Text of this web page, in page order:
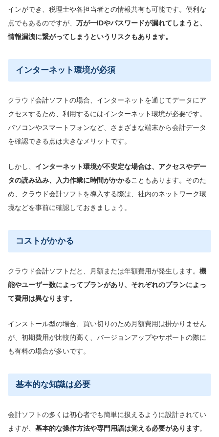
インができ、税理士や各担当者との情報共有も可能です。便利な
点でもあるのですが、 万が一IDやパスワードが漏れてしまうと、
情報漏洩に繋がってしまうというリスクもあります。
インターネット環境が必須
クラウド会計ソフトの場合、インターネットを通じてデータにア
クセスするため、利用するにはインターネット環境が必要です。
パソコンやスマートフォンなど、さまざまな端末から会計データ
を確認できる点は大きなメリットです。
しかし、 インターネット環境が不安定な場合は、アクセスやデー
タの読み込み、入力作業に時間がかかることもあります。そのた
め、クラウド会計ソフトを導入する際は、社内のネットワーク環
境などを事前に確認しておきましょう。
コストがかかる
クラウド会計ソフトだと、月額または年額費用が発生します。 機
能やユーザー数によってプランがあり、それぞれのプランによっ
て費用は異なります。
インストール型の場合、買い切りのため月額費用は掛かりません
が、初期費用が比較的高く、バージョンアップやサポートの際に
も有料の場合が多いです。
基本的な知識は必要
会計ソフトの多くは初心者でも簡単に扱えるように設計されてい
ますが、 基本的な操作方法や専門用語は覚える必要があります。